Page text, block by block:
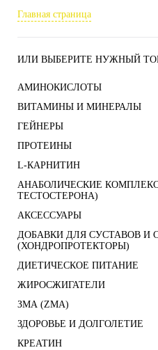
Главная страница
ИЛИ ВЫБЕРИТЕ НУЖНЫЙ
АМИНОКИСЛОТЫ
ВИТАМИНЫ И МИНЕРАЛЫ
ГЕЙНЕРЫ
ПРОТЕИНЫ
L-КАРНИТИН
АНАБОЛИЧЕСКИЕ
ТЕСТОСТЕРОНА)
АКСЕССУАРЫ
ДОБАВКИ ДЛЯ СУСТАВОВ И
(ХОНДРОПРОТЕКТОРЫ)
ДИЕТИЧЕСКОЕ ПИТАНИЕ
ЖИРОСЖИГАТЕЛИ
ЗМА (ZMA)
ЗДОРОВЬЕ И ДОЛГОЛЕТИЕ
КРЕАТИН